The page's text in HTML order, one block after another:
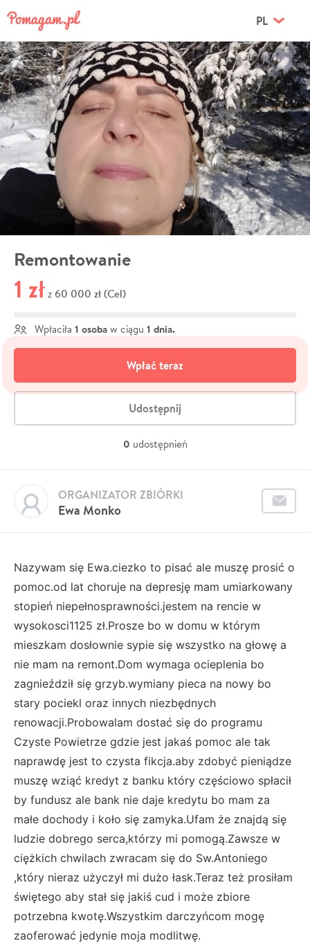
PL
Remontowanie
1 zł z 60 000 zł (Cel)
Wpłaciła 1 osoba w ciągu 1 dnia.
Wpłać teraz
Udostępnij
0 udostępnień
Ewa Monko
ORGANIZATOR ZBIÓRKI
Nazywam się Ewa.ciezko to pisać ale muszę prosić o
pomoc.od lat choruje na depresję mam umiarkowany
stopień niepełnosprawności.jestem na rencie w
wysokosci1125 zł.Prosze bo w domu w którym
mieszkam dosłownie sypie się wszystko na głowę a
nie mam na remont.Dom wymaga ocieplenia bo
zagnieździł się grzyb.wymiany pieca na nowy bo
stary pociekl oraz innych niezbędnych
renowacji.Probowalam dostać się do programu
Czyste Powietrze gdzie jest jakaś pomoc ale tak
naprawdę jest to czysta fikcja.aby zdobyć pieniądze
muszę wziąć kredyt z banku który częściowo spłacił
by fundusz ale bank nie daje kredytu bo mam za
małe dochody i koło się zamyka.Ufam że znajdą się
ludzie dobrego serca,którzy mi pomogą.Zawsze w
ciężkich chwilach zwracam się do Sw.Antoniego
,który nieraz użyczył mi dużo łask.Teraz też prosiłam
świętego aby stał się jakiś cud i może zbiore
potrzebna kwotę.Wszystkim darczyńcom mogę
zaoferować jedynie moja modlitwę.